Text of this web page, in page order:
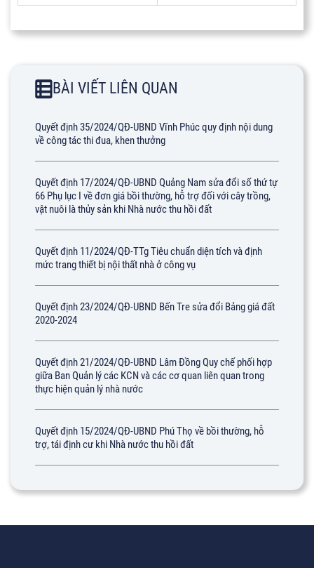
BÀI VIẾT LIÊN QUAN
Quyết định 35/2024/QĐ-UBND Vĩnh Phúc quy định nội dung
về công tác thi đua, khen thưởng
Quyết định 17/2024/QĐ-UBND Quảng Nam sửa đổi số thứ tự
66 Phụ lục I về đơn giá bồi thường, hỗ trợ đối với cây trồng,
vật nuôi là thủy sản khi Nhà nước thu hồi đất
Quyết định 11/2024/QĐ-TTg Tiêu chuẩn diện tích và định
mức trang thiết bị nội thất nhà ở công vụ
Quyết định 23/2024/QĐ-UBND Bến Tre sửa đổi Bảng giá đất
2020-2024
Quyết định 21/2024/QĐ-UBND Lâm Đồng Quy chế phối hợp
giữa Ban Quản lý các KCN và các cơ quan liên quan trong
thực hiện quản lý nhà nước
Quyết định 15/2024/QĐ-UBND Phú Thọ về bồi thường, hỗ
trợ, tái định cư khi Nhà nước thu hồi đất